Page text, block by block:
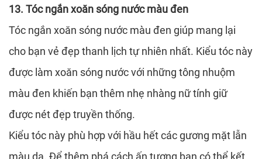
*
*
*
13. Tóc ngắn xoăn sóng nước màu đen
Tóc ngắn xoăn sóng nước màu đen giúp mang lại
cho bạn vẻ đẹp thanh lịch tự nhiên nhất. Kiểu tóc này
được làm xoăn sóng nước với những tông nhuộm
màu đen khiến bạn thêm nhẹ nhàng nữ tính giữ
được nét đẹp truyền thống.
Kiểu tóc này phù hợp với hầu hết các gương mặt lẫn